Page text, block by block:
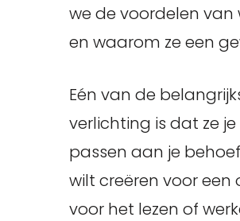
we de voordelen
en waarom ze een
Eén van de
verlichting is dat ze
passen aan je
wilt creëren voor
voor het lezen of